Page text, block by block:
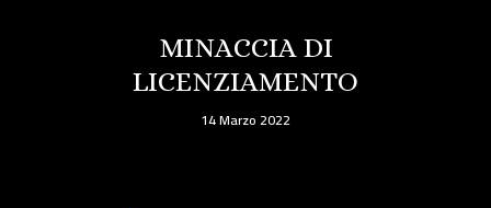
MINACCIA DI
LICENZIAMENTO
14 Marzo 2022